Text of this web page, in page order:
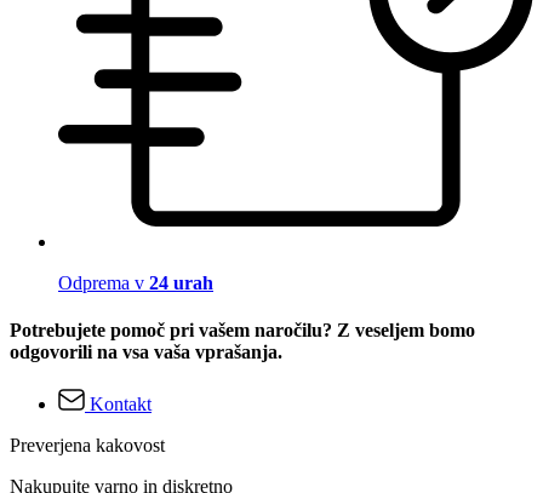
Odprema v 24 urah
Potrebujete pomoč pri vašem naročilu? Z veseljem bomo
odgovorili na vsa vaša vprašanja.
Kontakt
Preverjena kakovost
Nakupujte varno in diskretno